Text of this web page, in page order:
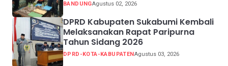
BANDUNGAgustus 02, 2026
DPRD Kabupaten Sukabumi Kembali
Melaksanakan Rapat Paripurna
Tahun Sidang 2026
DPRD-KOTA-KABUPATEN Agustus 03, 2026